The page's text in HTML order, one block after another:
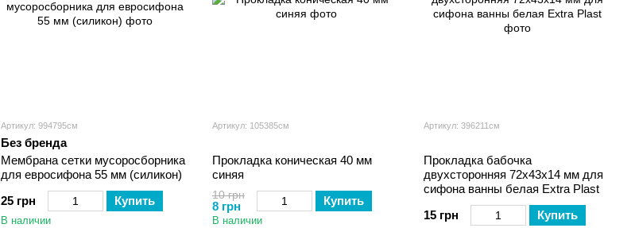
Артикул: 994795см
Без бренда
Мембрана сетки мусоросборника
для евросифона 55 мм (силикон)
25 грн
Купить
В наличии
Артикул: 105385см
Прокладка коническая 40 мм
синяя
10 грн
8 грн Купить
В наличии
Артикул: 396211см
Прокладка бабочка
двухсторонняя 72х43х14 мм для
сифона ванны белая Extra Plast
15 грн
Купить